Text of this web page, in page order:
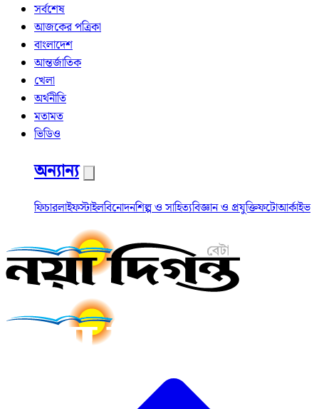
সর্বশেষ
আজকের পত্রিকা
বাংলাদেশ
আন্তর্জাতিক
খেলা
অর্থনীতি
মতামত
ভিডিও
অন্যান্য
ফিচারলাইফস্টাইলবিনোদনশিল্প ও সাহিত্যবিজ্ঞান ও প্রযুক্তিফটোআর্কাইভ